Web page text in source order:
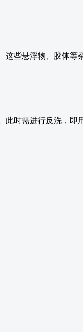
些悬浮物、胶体
时需进行反洗，